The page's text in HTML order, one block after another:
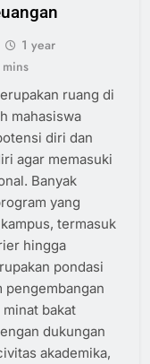
1 year
ruang di
mahasiswa
diri dan
agar memasuki
Banyak
yang
termasuk
hingga
pondasi
pengembangan
bakat
dukungan
akademika,